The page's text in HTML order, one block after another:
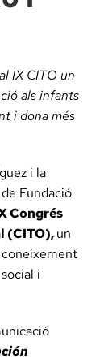
Àmbit
IX CITO un
als infants
i dona més
i la
Fundació
Congrés
(CITO),un
i